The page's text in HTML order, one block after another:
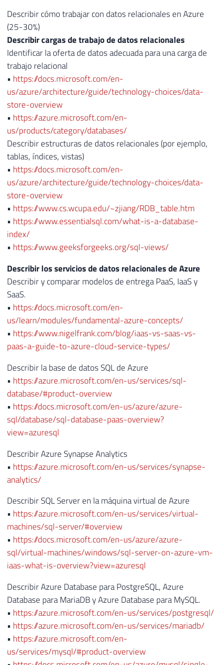
Describir cómo trabajar con datos relacionales en Azure
(25-30%)
Describir cargas de trabajo de datos relacionales
Identificar la oferta de datos adecuada para una carga de
trabajo relacional
• https://docs.microsoft.com/en-
us/azure/architecture/guide/technology-choices/data-
store-overview
• https://azure.microsoft.com/en-
us/products/category/databases/
Describir estructuras de datos relacionales (por ejemplo,
tablas, índices, vistas)
• https://docs.microsoft.com/en-
us/azure/architecture/guide/technology-choices/data-
store-overview
• https://www.cs.wcupa.edu/~zjiang/RDB_table.htm
• https://www.essentialsql.com/what-is-a-database-
index/
• https://www.geeksforgeeks.org/sql-views/
Describir los servicios de datos relacionales de Azure
Describir y comparar modelos de entrega PaaS, IaaS y
SaaS.
• https://docs.microsoft.com/en-
us/learn/modules/fundamental-azure-concepts/
• https://www.nigelfrank.com/blog/iaas-vs-saas-vs-
paas-a-guide-to-azure-cloud-service-types/
Describir la base de datos SQL de Azure
• https://azure.microsoft.com/en-us/services/sql-
database/#product-overview
• https://docs.microsoft.com/en-us/azure/azure-
sql/database/sql-database-paas-overview?
view=azuresql
Describir Azure Synapse Analytics
• https://azure.microsoft.com/en-us/services/synapse-
analytics/
Describir SQL Server en la máquina virtual de Azure
• https://azure.microsoft.com/en-us/services/virtual-
machines/sql-server/#overview
• https://docs.microsoft.com/en-us/azure/azure-
sql/virtual-machines/windows/sql-server-on-azure-vm-
iaas-what-is-overview?view=azuresql
Describir Azure Database para PostgreSQL, Azure
Database para MariaDB y Azure Database para MySQL.
• https://azure.microsoft.com/en-us/services/postgresql/
• https://azure.microsoft.com/en-us/services/mariadb/
• https://azure.microsoft.com/en-
us/services/mysql/#product-overview